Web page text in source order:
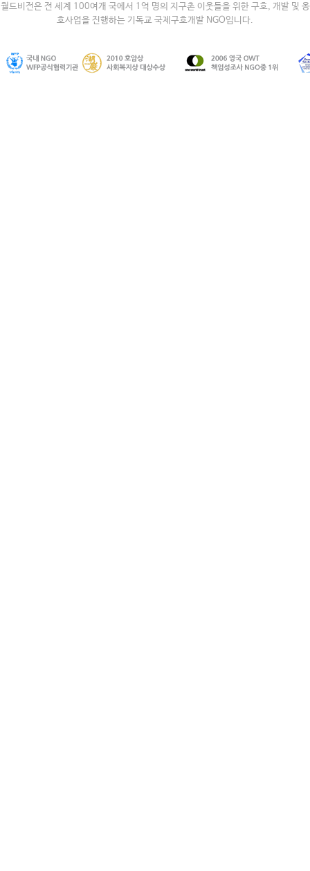
월드비전은 전 세계 100여개 국에서 1억 명의 지구촌 이웃들을 위한 구호, 개발 및 옹
호사업을 진행하는 기독교 국제구호개발 NGO입니다.